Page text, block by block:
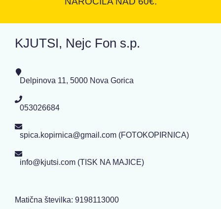
KJUTSI, Nejc Fon s.p.
Delpinova 11, 5000 Nova Gorica
053026684
spica.kopirnica@gmail.com (FOTOKOPIRNICA)
info@kjutsi.com (TISK NA MAJICE)
Matična številka: 9198113000